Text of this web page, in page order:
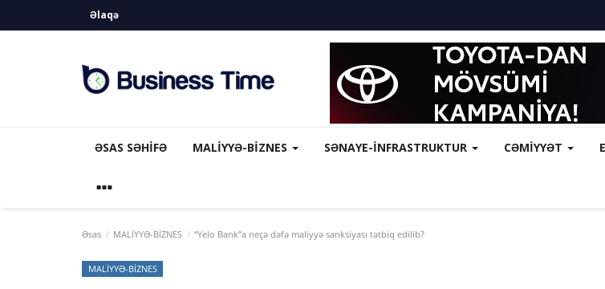
Əlaqə
ƏSAS SƏHIFƏ MALİYYƏ-BİZNES SƏNAYE-İNFRASTRUKTUR CƏMİYYƏT
Əsas MALİYYƏ-BİZNES “Yelo Bank”a neçə dəfə maliyyə sanksiyası tətbiq edilib?
MALİYYƏ-BİZNES